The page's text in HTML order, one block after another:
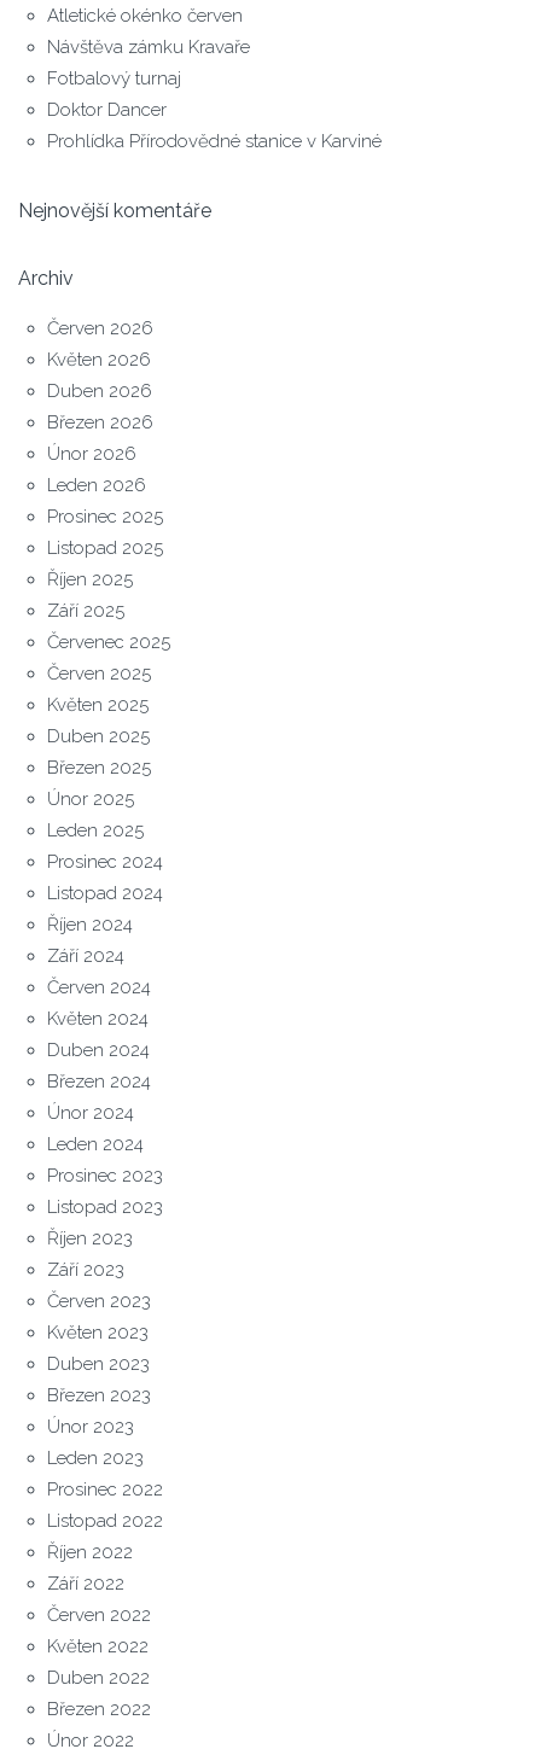
Atletické okénko červen
Návštěva zámku Kravaře
Fotbalový turnaj
Doktor Dancer
Prohlídka Přírodovědné stanice v Karviné
Nejnovější komentáře
Archiv
Červen 2026
Květen 2026
Duben 2026
Březen 2026
Únor 2026
Leden 2026
Prosinec 2025
Listopad 2025
Říjen 2025
Září 2025
Červenec 2025
Červen 2025
Květen 2025
Duben 2025
Březen 2025
Únor 2025
Leden 2025
Prosinec 2024
Listopad 2024
Říjen 2024
Září 2024
Červen 2024
Květen 2024
Duben 2024
Březen 2024
Únor 2024
Leden 2024
Prosinec 2023
Listopad 2023
Říjen 2023
Září 2023
Červen 2023
Květen 2023
Duben 2023
Březen 2023
Únor 2023
Leden 2023
Prosinec 2022
Listopad 2022
Říjen 2022
Září 2022
Červen 2022
Květen 2022
Duben 2022
Březen 2022
Únor 2022